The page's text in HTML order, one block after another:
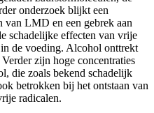
onderzoek blijkt een
van LMD en een gebrek aan
schadelijke effecten van vrije
de voeding. Alcohol onttrekt
zijn hoge concentraties
die zoals bekend schadelijk
betrokken bij het ontstaan van
radicalen.